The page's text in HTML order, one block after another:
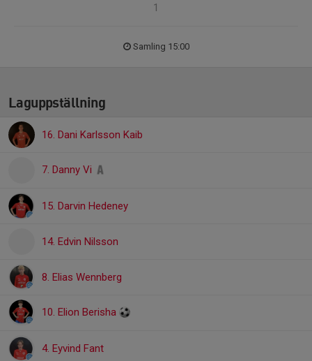
1
Samling 15:00
Laguppställning
16. Dani Karlsson Kaib
7. Danny Vi
15. Darvin Hedeney
14. Edvin Nilsson
8. Elias Wennberg
10. Elion Berisha
4. Eyvind Fant